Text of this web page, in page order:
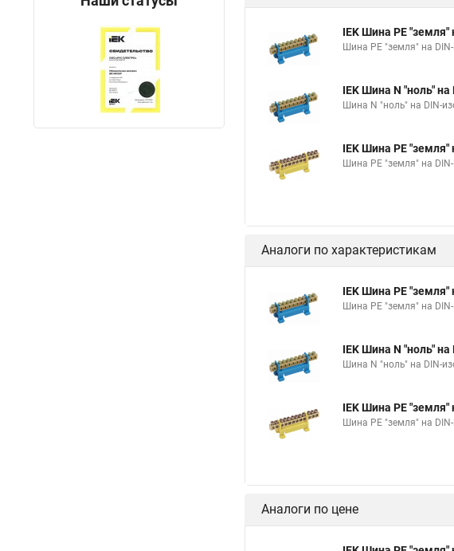
IEK Шина PE
Шина PE "земля" на
IEK Шина N "ноль"
Шина N "ноль" на DIN-
IEK Шина PE
Шина PE "земля" на
Аналоги по характеристикам
IEK Шина PE
Шина PE "земля" на
IEK Шина N "ноль"
Шина N "ноль" на DIN-
IEK Шина PE
Шина PE "земля" на
Аналоги по цене